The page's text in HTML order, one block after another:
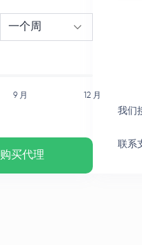
一个周
9 月 12 月
购买代理
我们
联系